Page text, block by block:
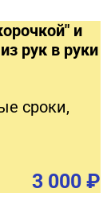
и
рук в руки
сроки,
3 000 ₽